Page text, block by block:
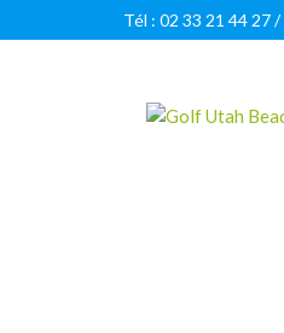
Tél : 02 33 21 44 27 /